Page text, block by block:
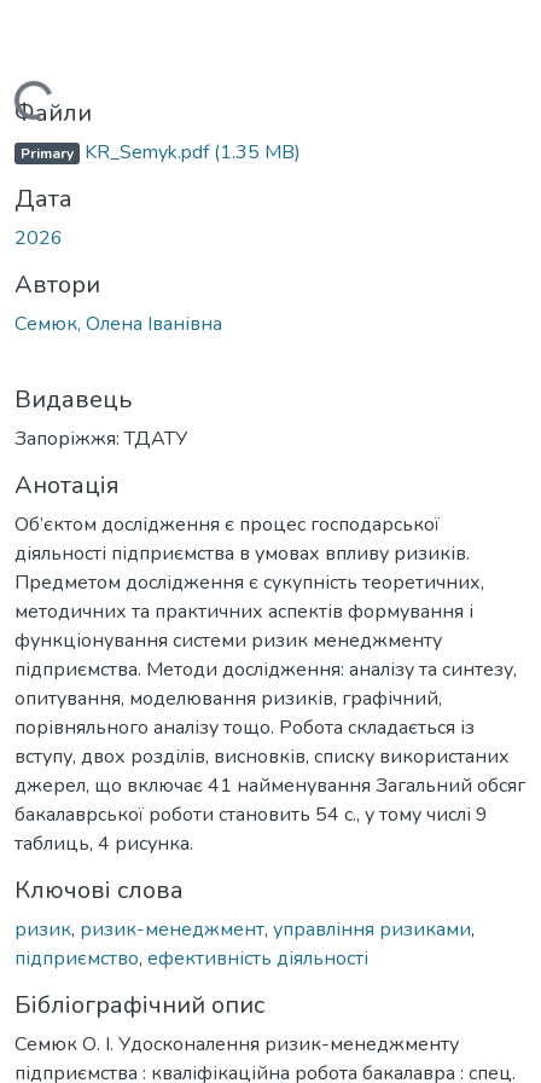
Вантажиться...
Файли
Primary KR_Semyk.pdf(1.35 MB)
Дата
2026
Автори
Семюк, Олена Іванівна
Видавець
Запоріжжя: ТДАТУ
Анотація
Об’єктом дослідження є процес господарської
діяльності підприємства в умовах впливу ризиків.
Предметом дослідження є сукупність теоретичних,
методичних та практичних аспектів формування і
функціонування системи ризик менеджменту
підприємства. Методи дослідження: аналізу та синтезу,
опитування, моделювання ризиків, графічний,
порівняльного аналізу тощо. Робота складається із
вступу, двох розділів, висновків, списку використаних
джерел, що включає 41 найменування Загальний обсяг
бакалаврської роботи становить 54 с., у тому числі 9
таблиць, 4 рисунка.
Ключові слова
ризик, ризик-менеджмент, управління ризиками,
підприємство, ефективність діяльності
Бібліографічний опис
Семюк О. І. Удосконалення ризик-менеджменту
підприємства : кваліфікаційна робота бакалавра : спец.